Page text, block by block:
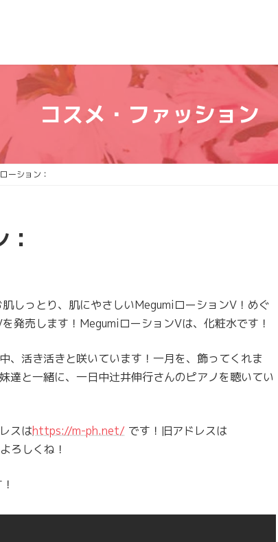
コスメ・ファッション
ーション：
っとり、肌にやさしいMegumiローションV！めぐ
発売します！MegumiローションVは、化粧水です！
、活き活きと咲いています！一月を、飾ってくれま
達と一緒に、一日中辻井伸行さんのピアノを聴いてい
スはhttps://m-ph.net/ です！旧アドレスは
ろしくね！